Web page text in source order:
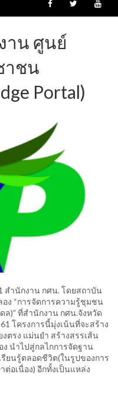
าน ศูนย์
าชน
Portal)
สำนักงาน กศน. โดยสถาบัน
ง “การจัดการความรู้ชุมชน
ล)” ที่สำนักงาน กศน.จังหวัด
โครงการนี้มุ่งเน้นที่จะสร้าง
ตรง แม่นยำ สร้างสรรเส้น
นำไปสู่กลไกการจัดฐาน
ยนรู้ตลอดชีวิต(ในรูปของการ
อเนื่อง) อีกทั้งเป็นแหล่ง